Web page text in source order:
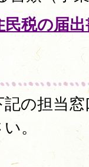
税の届
の担当
。